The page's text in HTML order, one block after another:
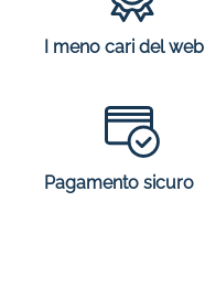
I meno cari del web
Pagamento sicuro